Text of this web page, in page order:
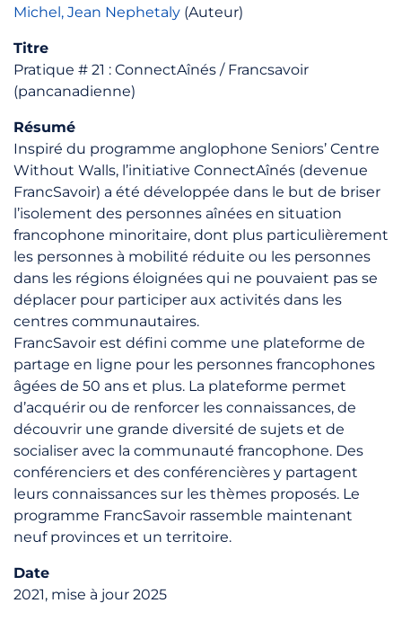
Michel, Jean Nephetaly (Auteur)
Titre
Pratique # 21 : ConnectAînés / Francsavoir
(pancanadienne)
Résumé
Inspiré du programme anglophone Seniors’ Centre
Without Walls, l’initiative ConnectAînés (devenue
FrancSavoir) a été développée dans le but de briser
l’isolement des personnes aînées en situation
francophone minoritaire, dont plus particulièrement
les personnes à mobilité réduite ou les personnes
dans les régions éloignées qui ne pouvaient pas se
déplacer pour participer aux activités dans les
centres communautaires.
FrancSavoir est défini comme une plateforme de
partage en ligne pour les personnes francophones
âgées de 50 ans et plus. La plateforme permet
d’acquérir ou de renforcer les connaissances, de
découvrir une grande diversité de sujets et de
socialiser avec la communauté francophone. Des
conférenciers et des conférencières y partagent
leurs connaissances sur les thèmes proposés. Le
programme FrancSavoir rassemble maintenant
neuf provinces et un territoire.
Date
2021, mise à jour 2025